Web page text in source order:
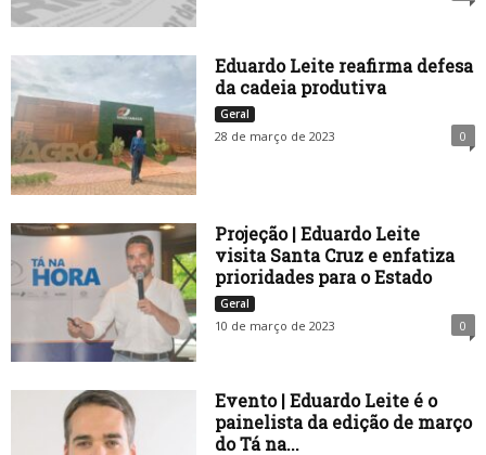
Eduardo Leite reafirma defesa
da cadeia produtiva
Geral
28 de março de 2023 0
Projeção | Eduardo Leite
visita Santa Cruz e enfatiza
prioridades para o Estado
Geral
10 de março de 2023 0
Evento | Eduardo Leite é o
painelista da edição de março
do Tá na...